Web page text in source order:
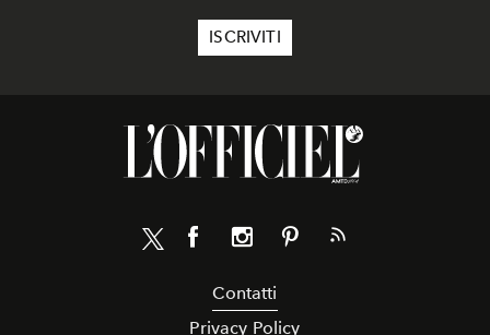
Contatti
Privacy Policy